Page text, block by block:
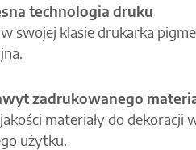
technologia druku
swojej klasie drukarka
zadrukowanego
materiały do dekoracji
użytku.